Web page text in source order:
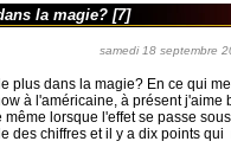
la magie? [7]
samedi 18 septembre
plus dans la magie? En ce qui
à l'américaine, à présent
même lorsque l'effet se passe
des chiffres et il y a dix points